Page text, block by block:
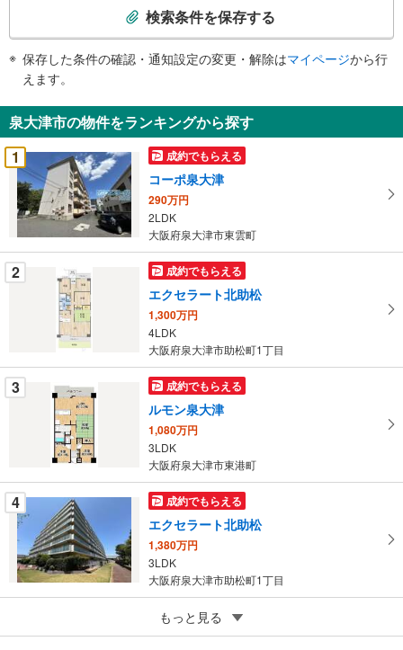
知
を
受
け
取
る
件
を
ー
ジ
る
検索条件を保存する
保存した条件の確認・通知設定の変更・解除はマイページから行
えます。
泉大津市の物件をランキングから探す
1
成約でもらえる
コーポ泉大津
290万円
2LDK
大阪府泉大津市東雲町
2 成約でもらえる
エクセラート北助松
1,300万円
4LDK
大阪府泉大津市助松町1丁目
3 成約でもらえる
ルモン泉大津
1,080万円
3LDK
大阪府泉大津市東港町
4 成約でもらえる
エクセラート北助松
1,380万円
3LDK
大阪府泉大津市助松町1丁目
成約でもらえる
北助松第二次団地5棟
もっと見る